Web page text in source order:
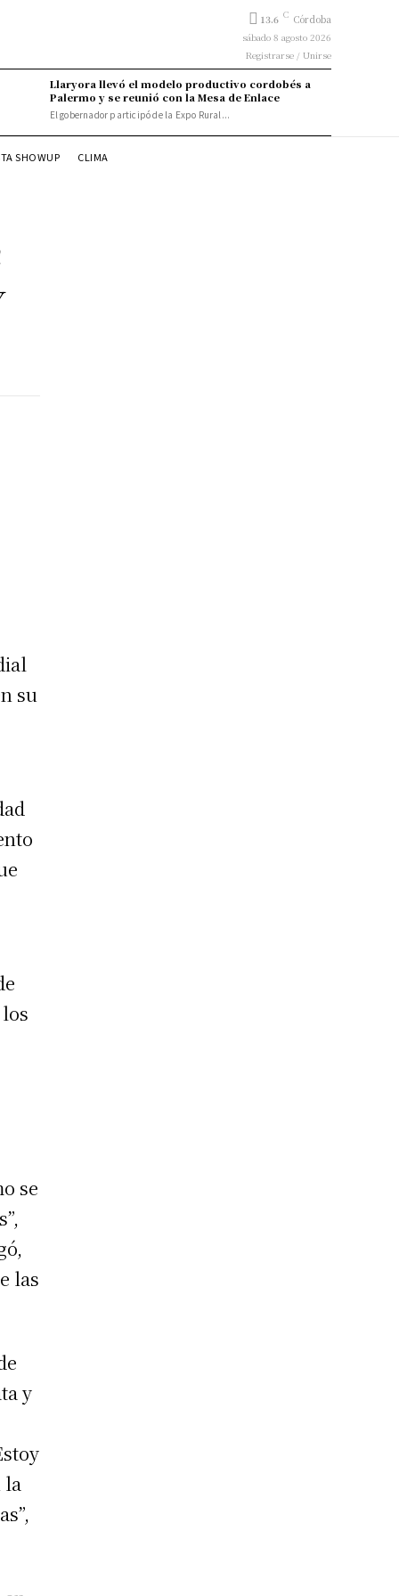
13.6 C Córdoba
sábado 8 agosto 2026
Registrarse / Unirse
Llaryora llevó el modelo productivo cordobés a
Palermo y se reunió con la Mesa de Enlace
El gobernador participó de la Expo Rural...
SHOWUP CLIMA
su
se
las
y
la